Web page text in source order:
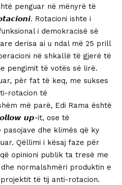
penguar në mënyrë të
Rotacioni ishte i
i demokracisë së
derisa ai u ndal më 25 prill
në shkallë të gjerë të
pengimit të votës së lirë.
për fat të keq, me sukses
rotacion të
më parë, Edi Rama është
𝙪𝙥-it, ose të
pasojave dhe klimës që ky
Qëllimi i kësaj faze për
opinioni publik ta tresë me
normalshmëri produktin e
të tij anti-rotacion.